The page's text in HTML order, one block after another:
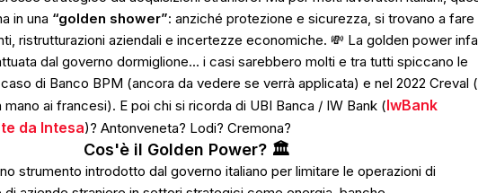
in una “golden shower”: anziché protezione e sicurezza, si trovano a fare
ristrutturazioni aziendali e incertezze economiche. 💸 La golden power
dal governo dormiglione... i casi sarebbero molti e tra tutti spiccano le
di Banco BPM (ancora da vedere se verrà applicata) e nel 2022 Creval
ai francesi). E poi chi si ricorda di UBI Banca / IW Bank (IwBank
da Intesa)? Antonveneta? Lodi? Cremona?
Cos'è il Golden Power? 🏛️
strumento introdotto dal governo italiano per limitare le operazioni di